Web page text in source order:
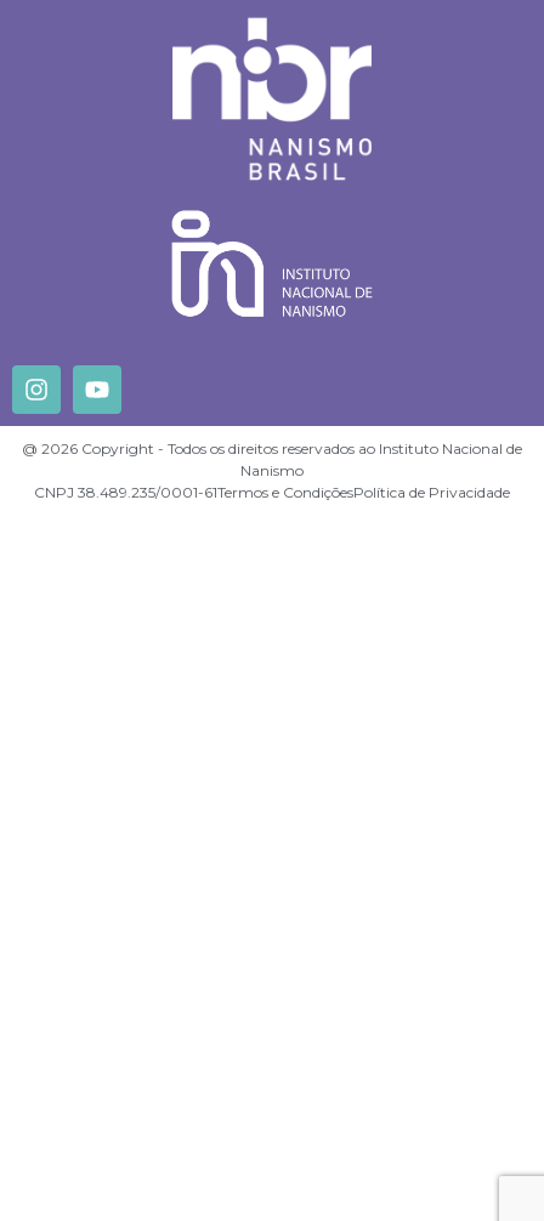
@ 2026 Copyright - Todos os direitos reservados ao Instituto Nacional de
Nanismo
CNPJ 38.489.235/0001-61Termos e CondiçõesPolítica de Privacidade